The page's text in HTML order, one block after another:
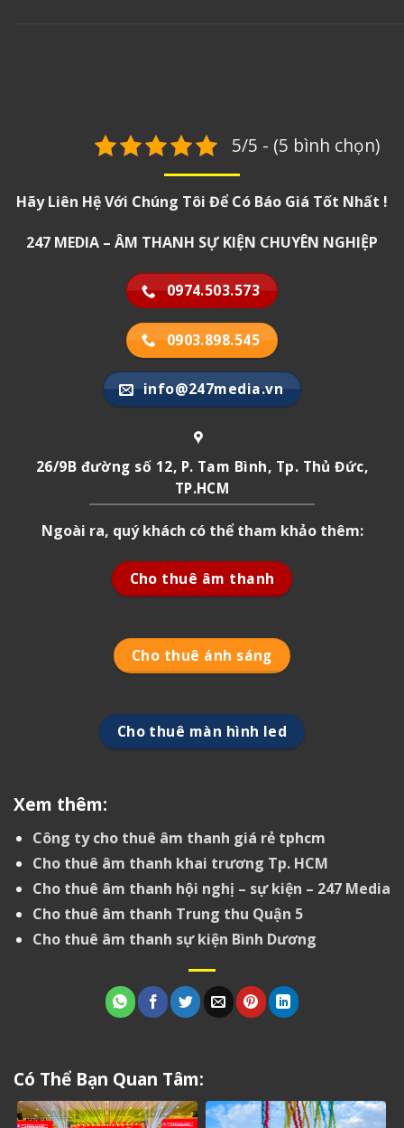
5/5 - (5 bình chọn)
Hãy Liên Hệ Với Chúng Tôi Để Có Báo Giá Tốt Nhất !
247 MEDIA – ÂM THANH SỰ KIỆN CHUYÊN NGHIỆP
0974.503.573
0903.898.545
info@247media.vn
26/9B đường số 12, P. Tam Bình, Tp. Thủ Đức,
TP.HCM
Ngoài ra, quý khách có thể tham khảo thêm:
Cho thuê âm thanh
Cho thuê ánh sáng
Cho thuê màn hình led
Xem thêm:
Công ty cho thuê âm thanh giá rẻ tphcm
Cho thuê âm thanh khai trương Tp. HCM
Cho thuê âm thanh hội nghị – sự kiện – 247 Media
Cho thuê âm thanh Trung thu Quận 5
Cho thuê âm thanh sự kiện Bình Dương
Có Thể Bạn Quan Tâm: